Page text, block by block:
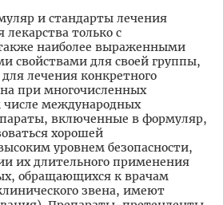
и стандарты лечения
только с
наиболее выраженными
свойствами для своей группы,
лечения конкретного
при многочисленных
числе международных
включенные в формуляр,
хорошей
уровнем безопасности,
их длительного применения
обращающихся к врачам
звена, имеют